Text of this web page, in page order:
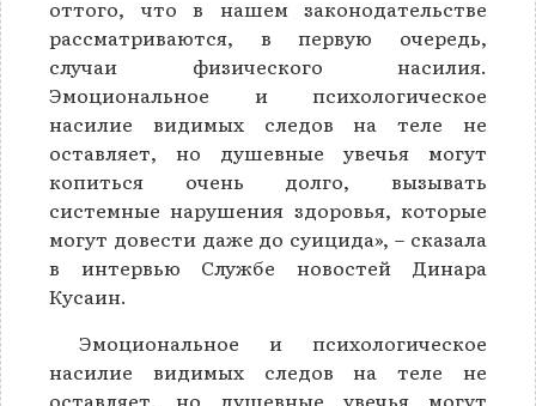
оттого, что в нашем законодательстве
рассматриваются, в первую очередь,
случаи физического насилия.
Эмоциональное и психологическое
насилие видимых следов на теле не
оставляет, но душевные увечья могут
копиться очень долго, вызывать
системные нарушения здоровья, которые
могут довести даже до суицида», – сказала
в интервью Службе новостей Динара
Кусаин.
Эмоциональное и психологическое
насилие видимых следов на теле не
оставляет, но душевные увечья могут